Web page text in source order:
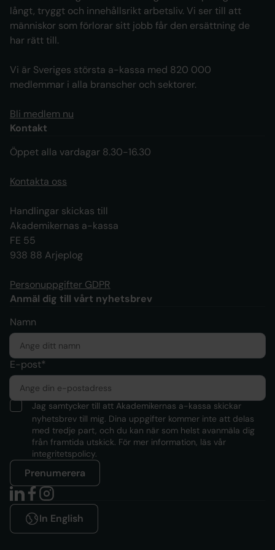
In English
långt, tryggt och innehållsrikt arbetsliv. Vi ser till att
människor som förlorar sitt jobb får den ersättning de
har rätt till.
Vi är Sveriges största a-kassa med 820 000
medlemmar i alla branscher och sektorer.
Bli medlem nu
Kontakt
Öppet alla vardagar 8.30-16.30
Kontakta oss
Handlingar skickas till
Akademikernas a-kassa
FE 55
938 88 Arjeplog
Personuppgifter GDPR
Anmäl dig till vårt nyhetsbrev
Namn
E-post*
Jag samtycker till att Akademikernas a-kassa skickar
nyhetsbrev till mig. Dina uppgifter kommer inte att delas
med tredje part, och du kan när som helst avanmäla dig
från framtida utskick. För mer information, läs vår
integritetspolicy.
Prenumerera